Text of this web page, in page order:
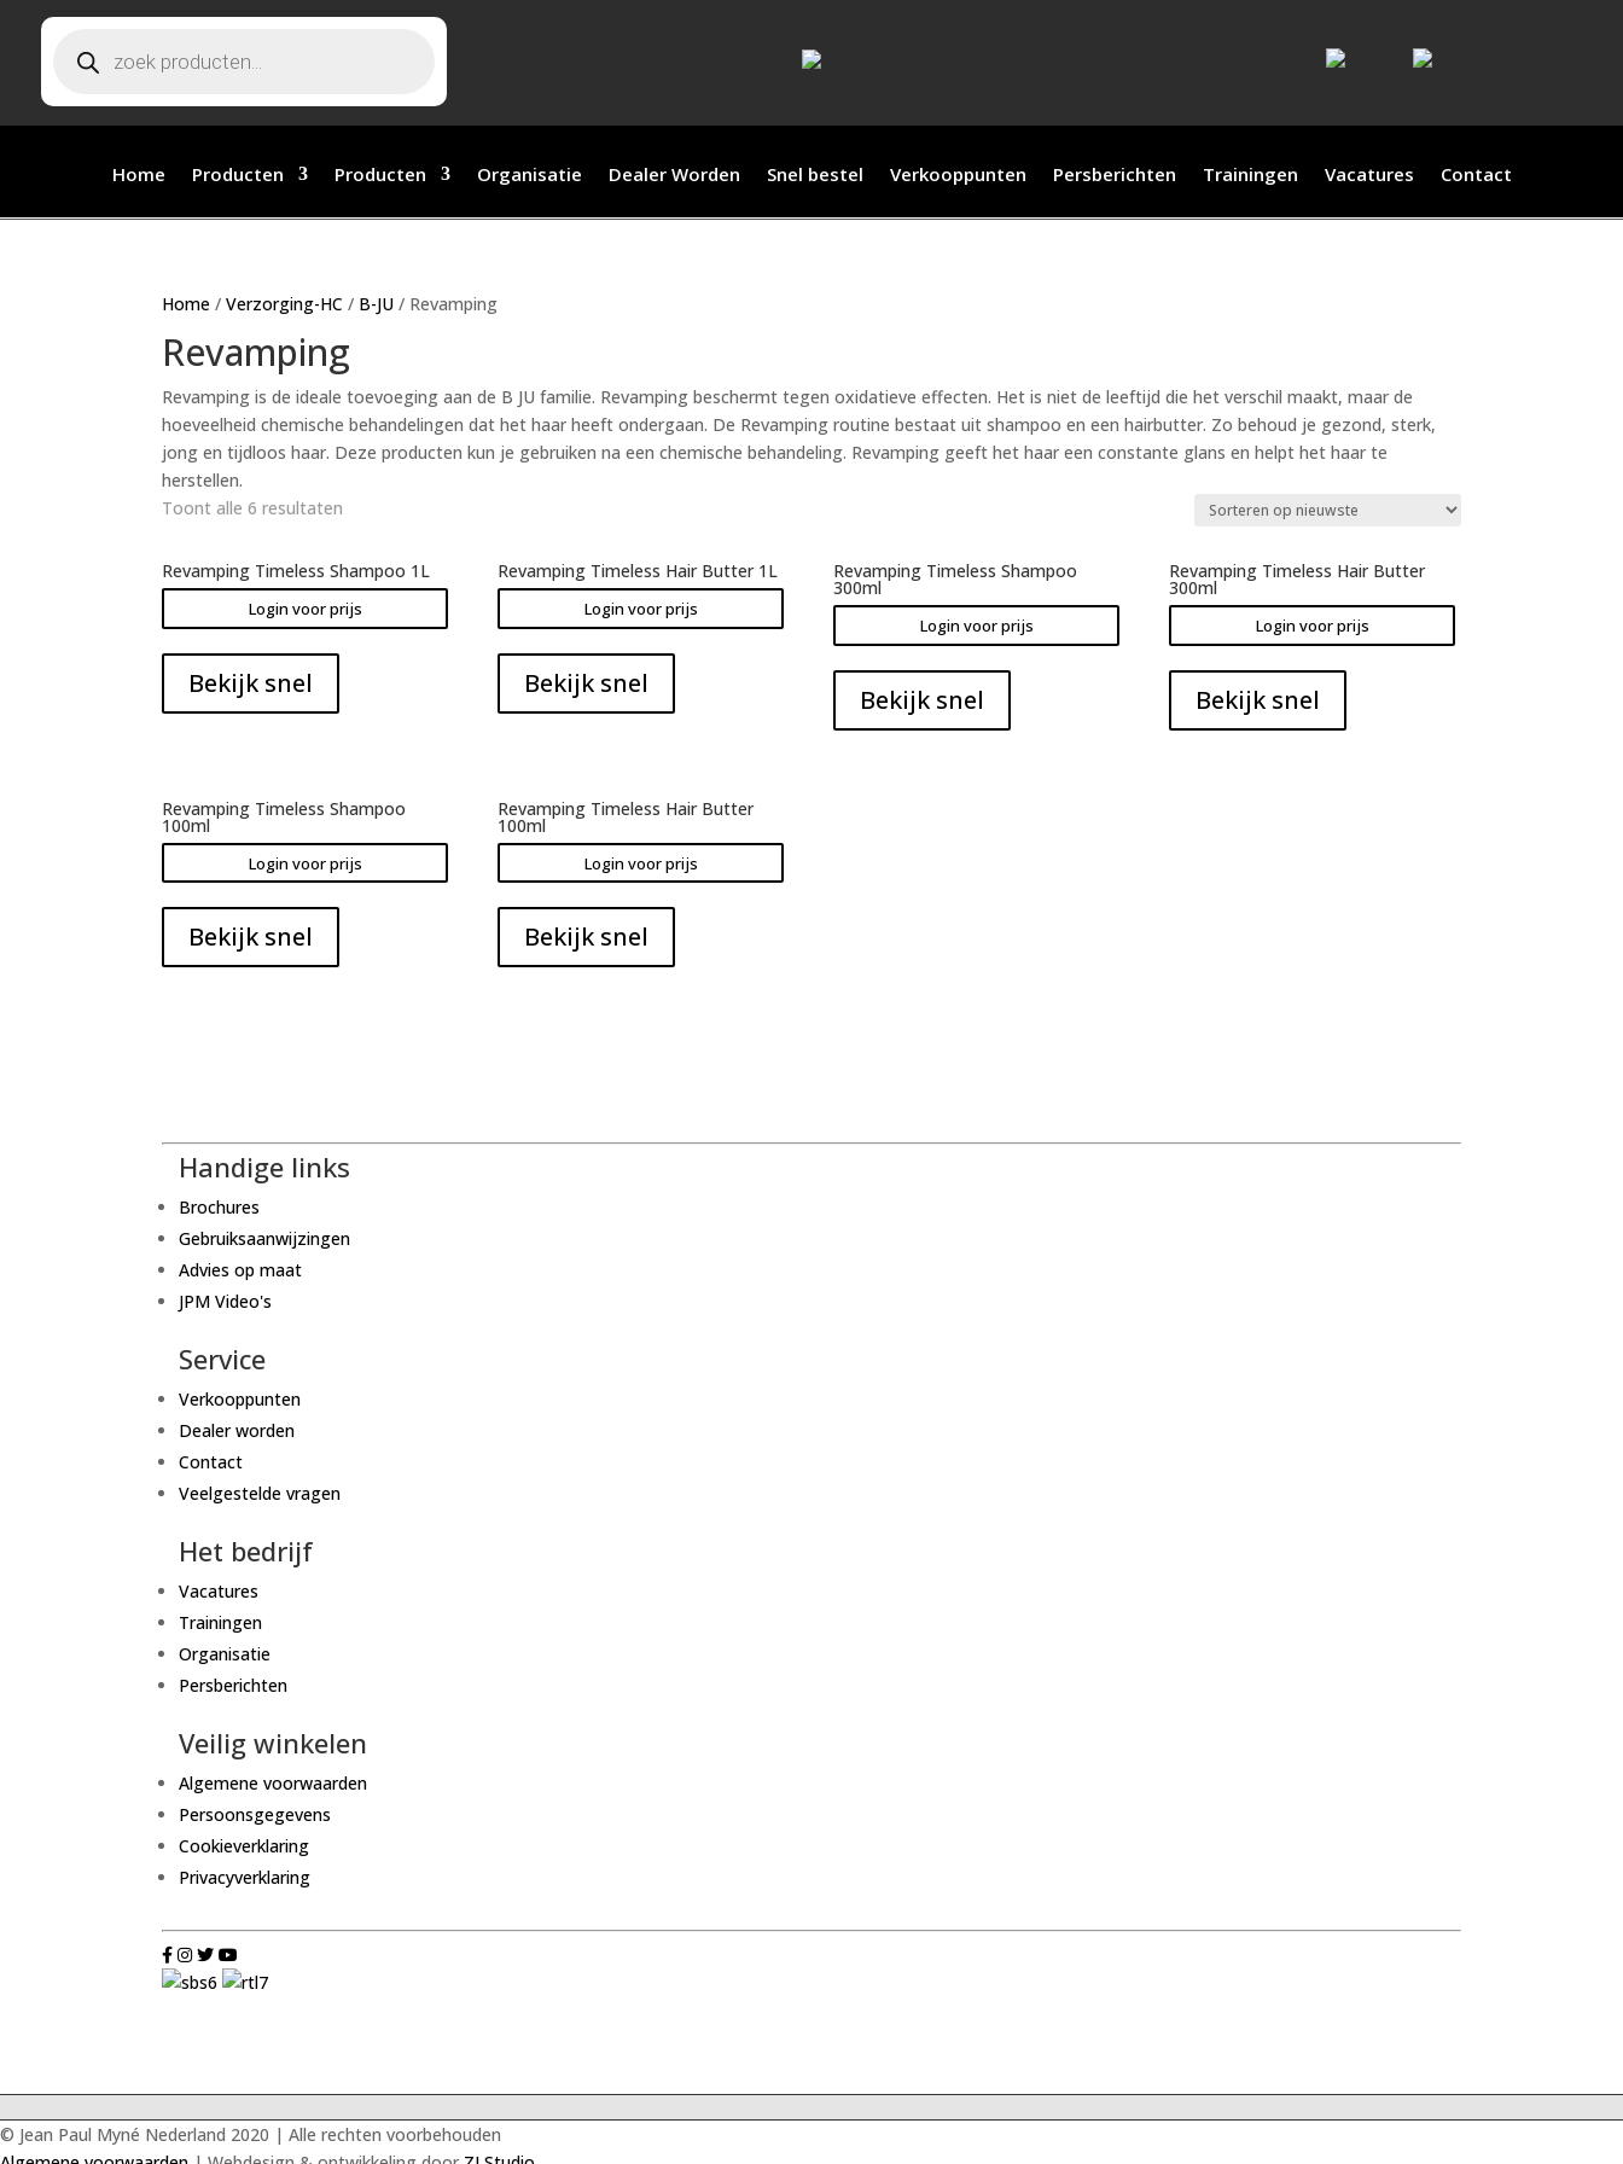
Home Producten Producten Organisatie Dealer Worden Snel bestel Verkooppunten Persberichten Trainingen Vacatures Contact
Home /Verzorging-HC / B-JU / Revamping
Revamping
Revamping is de ideale toevoeging aan de B JU familie. Revamping beschermt tegen oxidatieve effecten. Het is niet de leeftijd die het verschil maakt, maar de
hoeveelheid chemische behandelingen dat het haar heeft ondergaan. De Revamping routine bestaat uit shampoo en een hairbutter. Zo behoud je gezond, sterk,
jong en tijdloos haar. Deze producten kun je gebruiken na een chemische behandeling. Revamping geeft het haar een constante glans en helpt het haar te
herstellen.
Toont alle 6 resultaten
Revamping Timeless Shampoo 1L
Login voor prijs
Bekijk snel
Revamping Timeless Hair Butter 1L
Login voor prijs
Bekijk snel
Revamping Timeless Shampoo
300ml
Login voor prijs
Bekijk snel
Revamping Timeless Hair Butter
300ml
Login voor prijs
Bekijk snel
Revamping Timeless Shampoo
100ml
Login voor prijs
Bekijk snel
Revamping Timeless Hair Butter
100ml
Login voor prijs
Bekijk snel
Handige links
Brochures
Gebruiksaanwijzingen
Advies op maat
JPM Video's
Service
Verkooppunten
Dealer worden
Contact
Veelgestelde vragen
Het bedrijf
Vacatures
Trainingen
Organisatie
Persberichten
Veilig winkelen
Algemene voorwaarden
Persoonsgegevens
Cookieverklaring
Privacyverklaring
© Jean Paul Myné Nederland 2020 | Alle rechten voorbehouden